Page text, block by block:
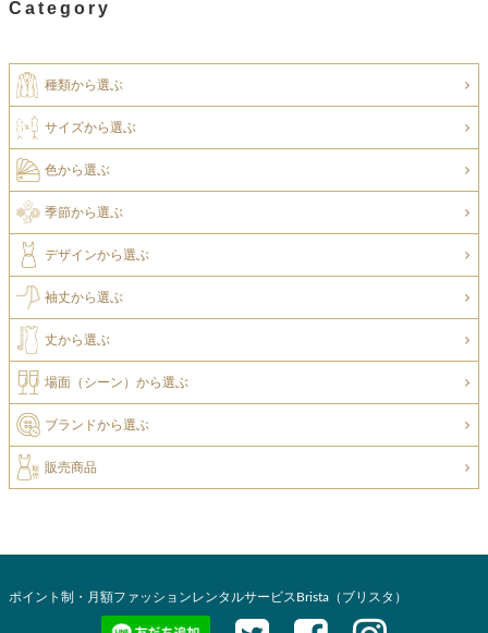
Category
種類から選ぶ
サイズから選ぶ
色から選ぶ
季節から選ぶ
デザインから選ぶ
袖丈から選ぶ
丈から選ぶ
場面（シーン）から選ぶ
ブランドから選ぶ
販売商品
ポイント制・月額ファッションレンタルサービスBrista（ブリスタ）